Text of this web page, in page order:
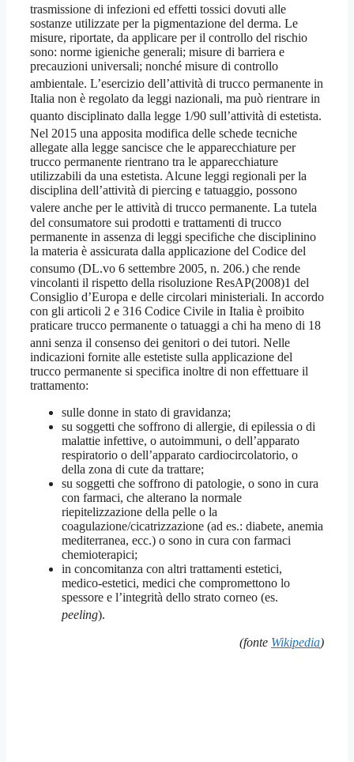
trasmissione di infezioni ed effetti tossici dovuti alle
sostanze utilizzate per la pigmentazione del derma. Le
misure, riportate, da applicare per il controllo del rischio
sono: norme igieniche generali; misure di barriera e
precauzioni universali; nonché misure di controllo
ambientale. L’esercizio dell’attività di trucco permanente in
Italia non è regolato da leggi nazionali, ma può rientrare in
quanto disciplinato dalla legge 1/90 sull’attività di estetista.
Nel 2015 una apposita modifica delle schede tecniche
allegate alla legge sancisce che le apparecchiature per
trucco permanente rientrano tra le apparecchiature
utilizzabili da una estetista. Alcune leggi regionali per la
disciplina dell’attività di piercing e tatuaggio, possono
valere anche per le attività di trucco permanente. La tutela
del consumatore sui prodotti e trattamenti di trucco
permanente in assenza di leggi specifiche che disciplinino
la materia è assicurata dalla applicazione del Codice del
consumo (DL.vo 6 settembre 2005, n. 206.) che rende
vincolanti il rispetto della risoluzione ResAP(2008)1 del
Consiglio d’Europa e delle circolari ministeriali. In accordo
con gli articoli 2 e 316 Codice Civile in Italia è proibito
praticare trucco permanente o tatuaggi a chi ha meno di 18
anni senza il consenso dei genitori o dei tutori. Nelle
indicazioni fornite alle estetiste sulla applicazione del
trucco permanente si specifica inoltre di non effettuare il
trattamento:
sulle donne in stato di gravidanza;
su soggetti che soffrono di allergie, di epilessia o di
malattie infettive, o autoimmuni, o dell’apparato
respiratorio o dell’apparato cardiocircolatorio, o
della zona di cute da trattare;
su soggetti che soffrono di patologie, o sono in cura
con farmaci, che alterano la normale
riepitelizzazione della pelle o la
coagulazione/cicatrizzazione (ad es.: diabete, anemia
mediterranea, ecc.) o sono in cura con farmaci
chemioterapici;
in concomitanza con altri trattamenti estetici,
medico-estetici, medici che compromettono lo
spessore e l’integrità dello strato corneo (es.
peeling).
(fonte Wikipedia)